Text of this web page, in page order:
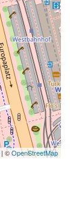
| ©OpenStreetMap